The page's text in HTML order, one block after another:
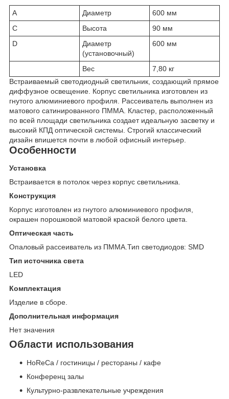
A Диаметр
600 мм
C
Высота
90 мм
D
Диаметр
(установочный)
600 мм
Вес
7,80 кг
Встраиваемый светодиодный светильник, создающий прямое
диффузное освещение. Корпус светильника изготовлен из
гнутого алюминиевого профиля. Рассеиватель выполнен из
матового сатинированного ПММА. Кластер, расположенный
по всей площади светильника создает идеальную засветку и
высокий КПД оптической системы. Строгий классический
дизайн впишется почти в любой офисный интерьер.
Особенности
Установка
Встраивается в потолок через корпус светильника.
Конструкция
Корпус изготовлен из гнутого алюминиевого профиля,
окрашен порошковой матовой краской белого цвета.
Оптическая часть
Опаловый рассеиватель из ПММА.Тип светодиодов: SMD
Тип источника света
LED
Комплектация
Изделие в сборе.
Дополнительная информация
Нет значения
Области использования
HoReCa / гостиницы / рестораны / кафе
Конференц залы
Культурно-развлекательные учреждения